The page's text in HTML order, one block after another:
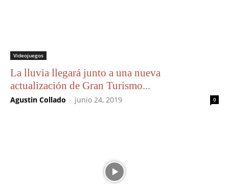
Videojuegos
La lluvia llegará junto a una nueva
actualización de Gran Turismo...
Agustin Collado - junio 24, 2019 0